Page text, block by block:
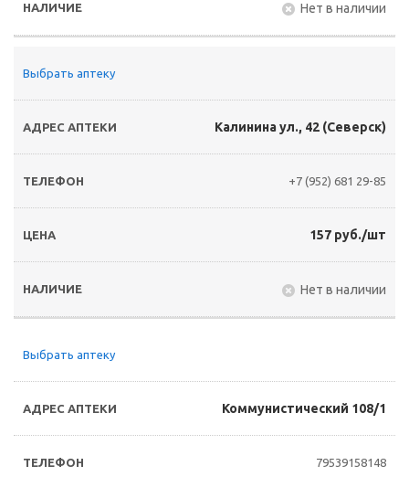
Нет в наличии
Выбрать аптеку
Калинина ул., 42 (Северск)
+7 (952) 681 29-85
157 руб./шт
Нет в наличии
Выбрать аптеку
Коммунистический 108/1
79539158148